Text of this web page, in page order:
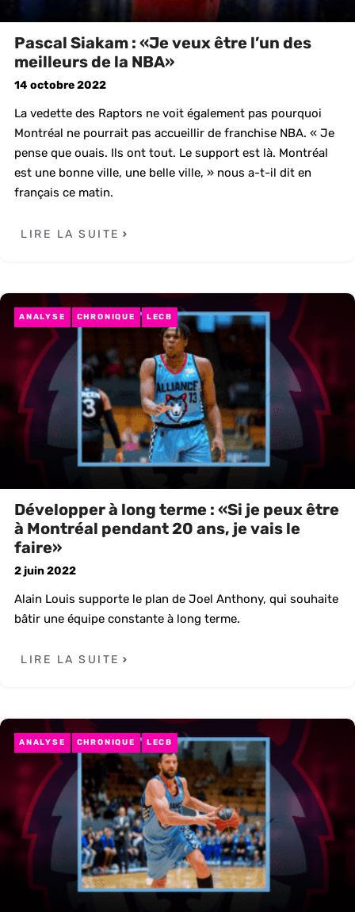
Pascal Siakam : «Je veux être l’un des
meilleurs de la NBA»
14 octobre 2022
La vedette des Raptors ne voit également pas pourquoi
Montréal ne pourrait pas accueillir de franchise NBA. « Je
pense que ouais. Ils ont tout. Le support est là. Montréal
est une bonne ville, une belle ville, » nous a-t-il dit en
français ce matin.
LIRE LA SUITE
ANALYSE CHRONIQUE LECB
Développer à long terme : «Si je peux être
à Montréal pendant 20 ans, je vais le
faire»
2 juin 2022
Alain Louis supporte le plan de Joel Anthony, qui souhaite
bâtir une équipe constante à long terme.
LIRE LA SUITE
ANALYSE CHRONIQUE LECB